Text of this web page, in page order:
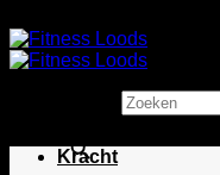
Kracht